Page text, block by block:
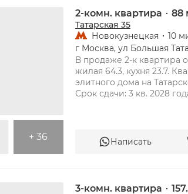
+ 36
2-комн. квартира 88
Татарская 35
Новокузнецкая
10
г Москва, ул Большая
В продаже 2-к квартира
жилая 64.3, кухня 23.7.
элитного дома на
ТАТАРСКАЯ 35 - элитная
Написать
3-комн. квартира